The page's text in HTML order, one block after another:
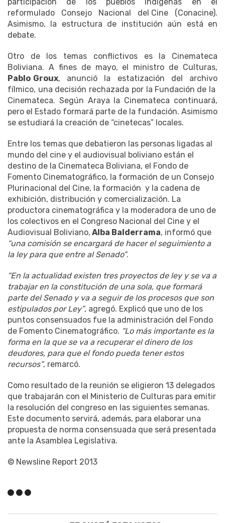
reformulado Consejo Nacional del Cine (Conacine).
Asimismo, la estructura de institución aún está en
debate.
Otro de los temas conflictivos es la Cinemateca
Boliviana. A fines de mayo, el ministro de Culturas,
Pablo Groux, anunció la estatización del archivo
fílmico, una decisión rechazada por la Fundación de la
Cinemateca. Según Araya la Cinemateca continuará,
pero el Estado formará parte de la fundación. Asimismo
se estudiará la creación de “cinetecas” locales.
Entre los temas que debatieron las personas ligadas al
mundo del cine y el audiovisual boliviano están el
destino de la Cinemateca Boliviana, el Fondo de
Fomento Cinematográfico, la formación de un Consejo
Plurinacional del Cine, la formación y la cadena de
exhibición, distribución y comercialización. La
productora cinematográfica y la moderadora de uno de
los colectivos en el Congreso Nacional del Cine y el
Audiovisual Boliviano, Alba Balderrama, informó que
“una comisión se encargará de hacer el seguimiento a
la ley para que entre al Senado”.
“En la actualidad existen tres proyectos de ley y se va a
trabajar en la constitución de una sola, que formará
parte del Senado y va a seguir de los procesos que son
estipulados por Ley”, agregó. Explicó que uno de los
puntos consensuados fue la administración del Fondo
de Fomento Cinematográfico. “Lo más importante es la
forma en la que se va a recuperar el dinero de los
deudores, para que el fondo pueda tener estos
recursos”, remarcó.
Como resultado de la reunión se eligieron 13 delegados
que trabajarán con el Ministerio de Culturas para emitir
la resolución del congreso en las siguientes semanas.
Este documento servirá, además, para elaborar una
propuesta de norma consensuada que será presentada
ante la Asamblea Legislativa.
© Newsline Report 2013